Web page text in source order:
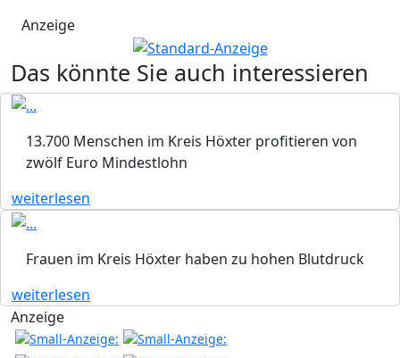
Anzeige
Das könnte Sie auch interessieren
13.700 Menschen im Kreis Höxter profitieren von
zwölf Euro Mindestlohn
weiterlesen
Frauen im Kreis Höxter haben zu hohen Blutdruck
weiterlesen
Anzeige